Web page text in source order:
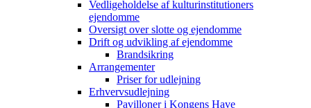
Vedligeholdelse af kulturinstitutioners
ejendomme
Oversigt over slotte og ejendomme
Drift og udvikling af ejendomme
Brandsikring
Arrangementer
Priser for udlejning
Erhvervsudlejning
Pavilloner i Kongens Have